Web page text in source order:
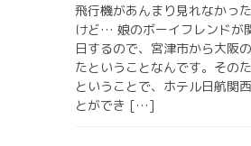
飛行機があんまり見れなかっ
けど… 娘のボーイフレンドが
日するので、宮津市から大阪
たということなんです。その
ということで、ホテル日航関
とができ […]